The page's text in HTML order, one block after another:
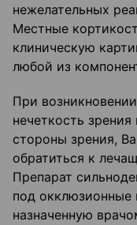
нежелательных
Местные
клиническую
любой из
При
нечеткость
стороны зрения,
обратиться к
Препарат
под окклюзионные
назначенную